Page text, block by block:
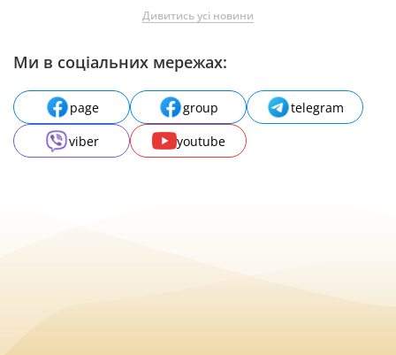
Дивитись усі новини
Ми в соціальних мережах:
page group
telegram
viber
youtube